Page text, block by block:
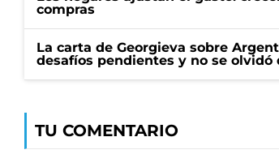
compras
La carta de Georgieva sobre
desafíos pendientes y no se olvidó
TU COMENTARIO